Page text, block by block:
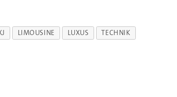
LIMOUSINE LUXUS TECHNIK